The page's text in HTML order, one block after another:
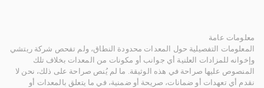
معلومات عامة
المعلومات التفصيلية حول المعدات محدودة النطاق، ولم تفحص شركة ريتشي
وإخوانه للمزادات العلنية أي جوانب أو مكونات من المعدات بخلاف تلك
المنصوص عليها صراحة في هذه الوثيقة. ما لم يُنص صراحة على ذلك، نحن لا
نقدم أي تعهدات أو ضمانات، صريحة أو ضمنية، في ما يتعلق بالمعدات أو